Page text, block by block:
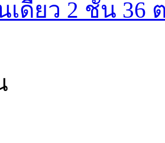
เดี่ยว 2 ชั้น 36